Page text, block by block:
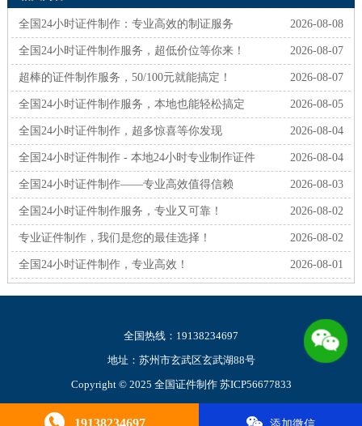
2026-08-08
全国24小时证件制作：专业高效的制证服务
2026-08-07
全国24小时证件制作服务，超低价位等你来！
2026-08-07
超棒的证件制作服务，50/100元就能搞定！
2026-08-05
全国24小时证件制作服务，本地也能轻松搞定
2026-08-04
全国24小时证件制作，超多惊喜等你发现
2026-08-04
全国24小时证件制作 - 本地24小时专业制作证件
2026-08-03
全国24小时证件制作——专业高效值得信赖
2026-08-02
全国24小时证件制作服务，专业又可靠！
2026-08-02
专业证件制作，我们是您的最佳选择！
2026-08-01
全国24小时证件制作，专业高效！
全国热线：19138234697
地址：苏州市玄武区玄武湖88号
Copyright © 2025 全国证件制作 苏ICP56677833